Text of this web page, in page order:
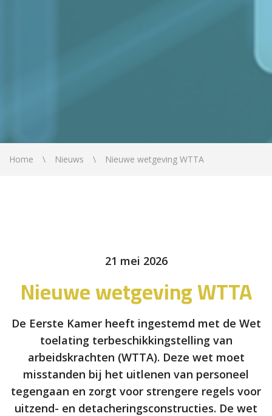
Home Nieuws Nieuwe wetgeving WTTA
21 mei 2026
Nieuwe wetgeving WTTA
De Eerste Kamer heeft ingestemd met de Wet
toelating terbeschikkingstelling van
arbeidskrachten (WTTA). Deze wet moet
misstanden bij het uitlenen van personeel
tegengaan en zorgt voor strengere regels voor
uitzend- en detacheringsconstructies. De wet